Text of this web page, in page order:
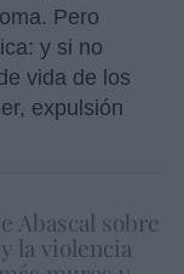
Pero
y si no
vida de los
expulsión
Abascal sobre
la violencia